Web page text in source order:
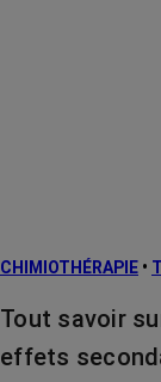
CHIMIOTHÉRAPIE •
Tout savoir
effets